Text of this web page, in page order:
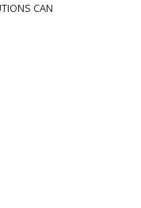
CAN